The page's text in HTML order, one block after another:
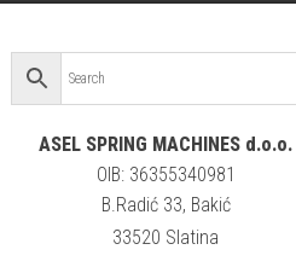
ASEL SPRING MACHINES d.o.o.
OIB: 36355340981
B.Radić 33, Bakić
33520 Slatina